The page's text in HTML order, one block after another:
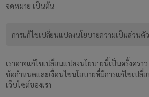
จดหมาย เป็นต้น
การแก้ไขเปลี่ยนแปลงนโยบายความเป็นส่วนตัว
เราอาจแก้ไขเปลี่ยนแปลงนโยบายนี้เป็นครั้งครา
ข้อกำหนดและเงื่อนไขนโยบายที่มีการแก้ไขเปลี่
เว็บไซต์ของเรา